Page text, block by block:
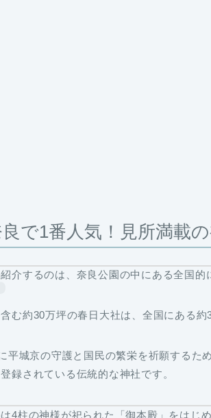
で1番人気！見所満載
介するのは、奈良公園の中にある全国的
む約30万坪の春日大社は、全国にある約
平城京の守護と国民の繁栄を祈願するた
録されている伝統的な神社です。
4柱の神様が祀られた「御本殿」をはじ